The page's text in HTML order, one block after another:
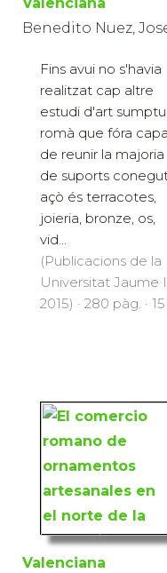
Benedito Nuez,
Fins avui no s'havia
realitzat cap altre
estudi d'art
romà que fóra
de reunir la majoria
de suports
açò és terracotes,
joieria, bronze, os,
vid...
(Publicacions de la
Universitat Jaume
2015) · 280 pàg. ·
Valenciana